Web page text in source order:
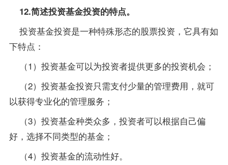
12.简述投资基金投资的特点。
投资基金投资是一种特殊形态的股票投资，它具有如
下特点：
（1）投资基金可以为投资者提供更多的投资机会；
（2）投资基金投资只需支付少量的管理费用，就可
以获得专业化的管理服务；
（3）投资基金种类众多，投资者可以根据自己偏
好，选择不同类型的基金；
（4）投资基金的流动性好。